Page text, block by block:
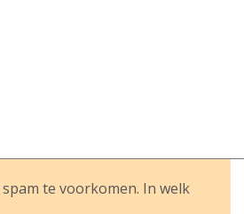
te voorkomen. In welk